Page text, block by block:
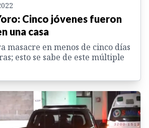
Cinco jóvenes fueron
una casa
masacre en menos de cinco días
esto se sabe de este múltiple